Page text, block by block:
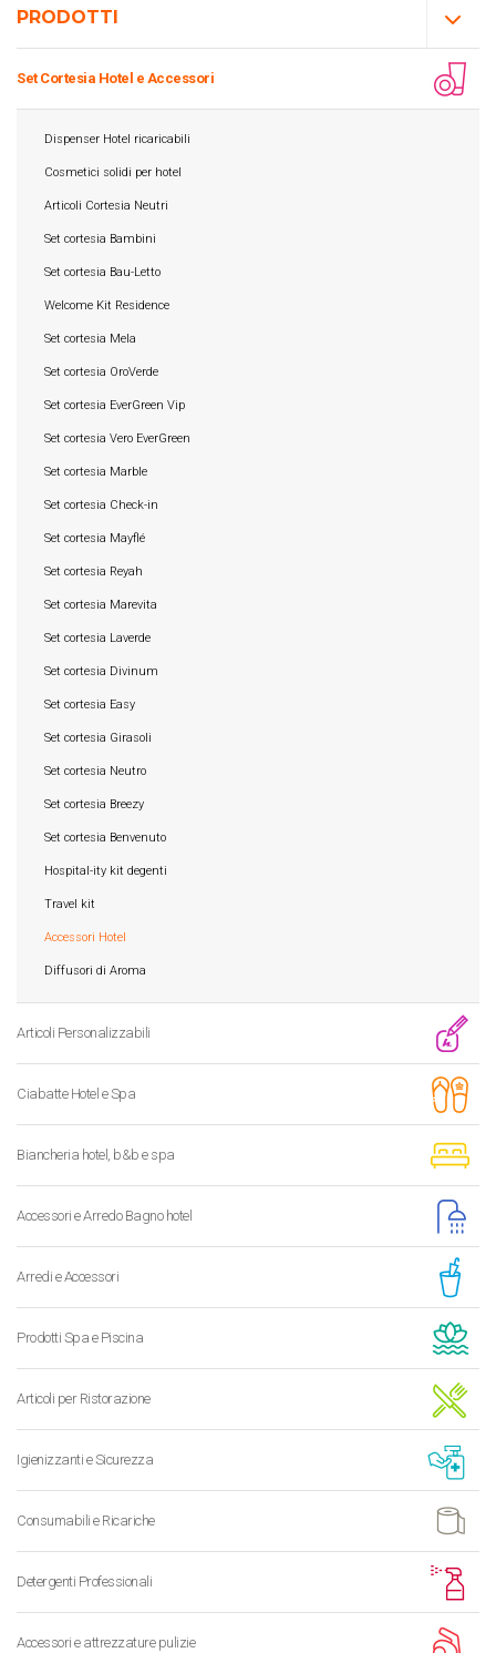
PRODOTTI
Set Cortesia Hotel e Accessori
Dispenser Hotel ricaricabili
Cosmetici solidi per hotel
Articoli Cortesia Neutri
Set cortesia Bambini
Set cortesia Bau-Letto
Welcome Kit Residence
Set cortesia Mela
Set cortesia OroVerde
Set cortesia EverGreen Vip
Set cortesia Vero EverGreen
Set cortesia Marble
Set cortesia Check-in
Set cortesia Mayflé
Set cortesia Reyah
Set cortesia Marevita
Set cortesia Laverde
Set cortesia Divinum
Set cortesia Easy
Set cortesia Girasoli
Set cortesia Neutro
Set cortesia Breezy
Set cortesia Benvenuto
Hospital-ity kit degenti
Travel kit
Accessori Hotel
Diffusori di Aroma
Articoli Personalizzabili
Ciabatte Hotel e Spa
Biancheria hotel, b&b e spa
Accessori e Arredo Bagno hotel
Arredi e Accessori
Prodotti Spa e Piscina
Articoli per Ristorazione
Igienizzanti e Sicurezza
Consumabili e Ricariche
Detergenti Professionali
Accessori e attrezzature pulizie